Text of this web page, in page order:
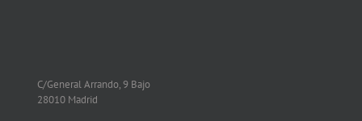
C/General Arrando, 9 Bajo
28010 Madrid